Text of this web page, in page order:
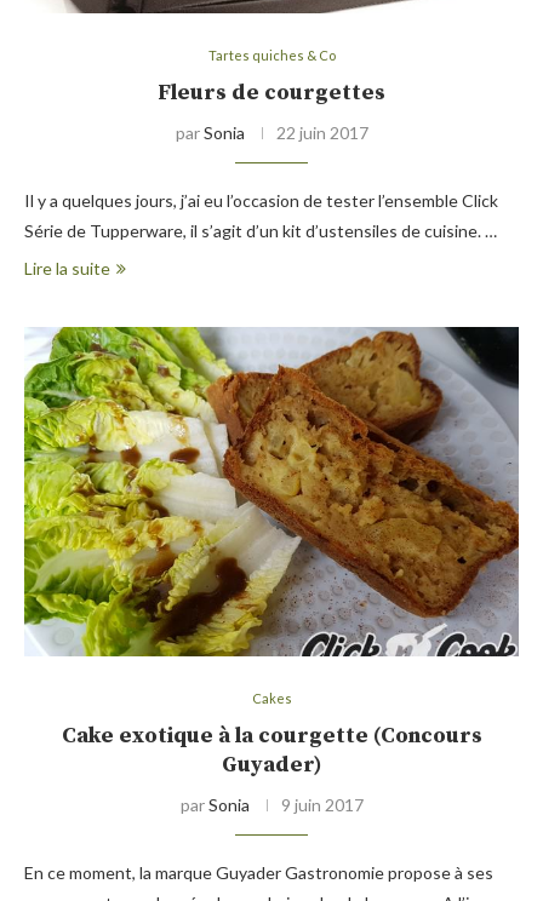
Tartes quiches & Co
Fleurs de courgettes
parSonia 22 juin 2017
Il y a quelques jours, j’ai eu l’occasion de tester l’ensemble Click
Série de Tupperware, il s’agit d’un kit d’ustensiles de cuisine. …
Lire la suite
Cakes
Cake exotique à la courgette (Concours
Guyader)
parSonia 9 juin 2017
En ce moment, la marque Guyader Gastronomie propose à ses